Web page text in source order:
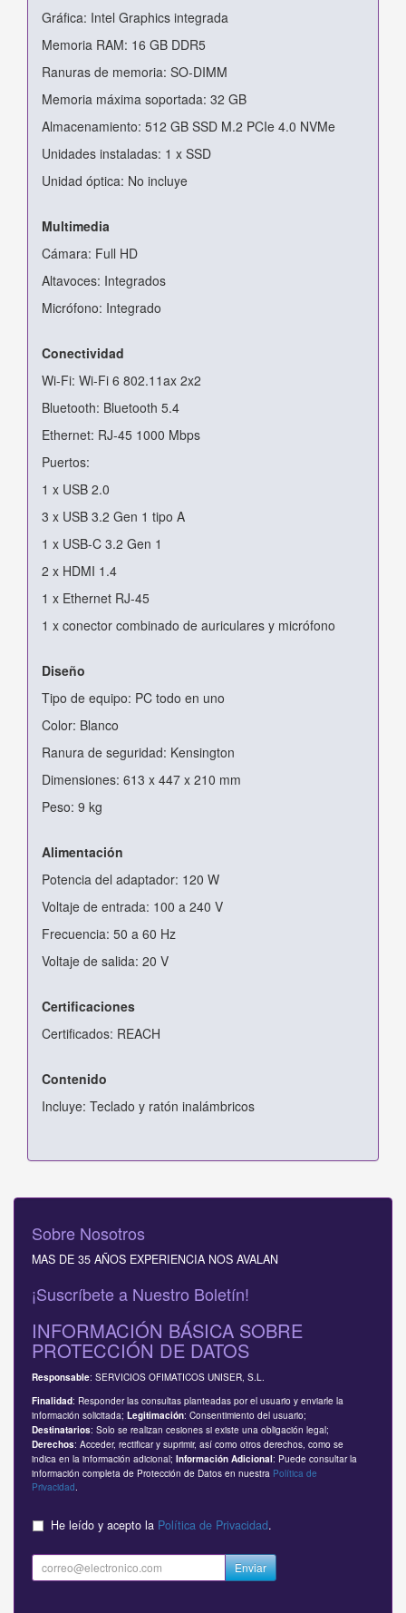
Gráfica: Intel Graphics integrada
Memoria RAM: 16 GB DDR5
Ranuras de memoria: SO-DIMM
Memoria máxima soportada: 32 GB
Almacenamiento: 512 GB SSD M.2 PCIe 4.0 NVMe
Unidades instaladas: 1 x SSD
Unidad óptica: No incluye
Multimedia
Cámara: Full HD
Altavoces: Integrados
Micrófono: Integrado
Conectividad
Wi-Fi: Wi-Fi 6 802.11ax 2x2
Bluetooth: Bluetooth 5.4
Ethernet: RJ-45 1000 Mbps
Puertos:
1 x USB 2.0
3 x USB 3.2 Gen 1 tipo A
1 x USB-C 3.2 Gen 1
2 x HDMI 1.4
1 x Ethernet RJ-45
1 x conector combinado de auriculares y micrófono
Diseño
Tipo de equipo: PC todo en uno
Color: Blanco
Ranura de seguridad: Kensington
Dimensiones: 613 x 447 x 210 mm
Peso: 9 kg
Alimentación
Potencia del adaptador: 120 W
Voltaje de entrada: 100 a 240 V
Frecuencia: 50 a 60 Hz
Voltaje de salida: 20 V
Certificaciones
Certificados: REACH
Contenido
Incluye: Teclado y ratón inalámbricos
Sobre Nosotros
MAS DE 35 AÑOS EXPERIENCIA NOS AVALAN
¡Suscríbete a Nuestro Boletín!
INFORMACIÓN BÁSICA SOBRE
PROTECCIÓN DE DATOS
Responsable: SERVICIOS OFIMATICOS UNISER, S.L.
Finalidad: Responder las consultas planteadas por el usuario y enviarle la
información solicitada; Legitimación: Consentimiento del usuario;
Destinatarios: Solo se realizan cesiones si existe una obligación legal;
Derechos: Acceder, rectificar y suprimir, así como otros derechos, como se
indica en la información adicional; Información Adicional: Puede consultar la
información completa de Protección de Datos en nuestra Política de
Privacidad
He leído y acepto la Política de Privacidad.
Enviar